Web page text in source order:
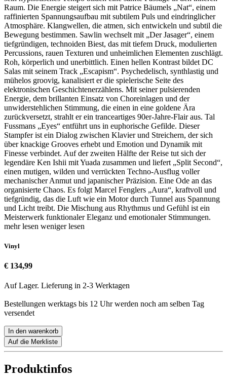
Raum. Die Energie steigert sich mit Patrice Bäumels „Nat“, einem
raffinierten Spannungsaufbau mit subtilem Puls und eindringlicher
Atmosphäre. Klangwellen, die atmen, sich entwickeln und subtil die
Bewegung bestimmen. Sawlin wechselt mit „Der Jasager“, einem
tiefgründigen, technoiden Biest, das mit tiefem Druck, modulierten
Percussions, rauen Texturen und unheimlichen Elementen zuschlägt.
Roh, körperlich und unerbittlich. Einen hellen Kontrast bildet DC
Salas mit seinem Track „Escapism“. Psychedelisch, synthlastig und
mühelos groovig, kanalisiert er die spielerische Seite des
elektronischen Geschichtenerzählens. Mit seiner pulsierenden
Energie, dem brillanten Einsatz von Choreinlagen und der
unwiderstehlichen Stimmung, die einen in eine goldene Ära
zurückversetzt, strahlt er ein tranceartiges 90er-Jahre-Flair aus. Tal
Fussmans „Eyes“ entführt uns in euphorische Gefilde. Dieser
Stampfer ist ein Dialog zwischen Klavier und Streichern, der sich
über knackige Grooves erhebt und Emotion und Dynamik mit
Finesse verbindet. Auf der zweiten Hälfte der Reise tut sich der
legendäre Ken Ishii mit Yuada zusammen und liefert „Split Second“,
einen mutigen, wilden und verrückten Techno-Ausflug voller
mechanischer Anmut und japanischer Präzision. Eine Ode an das
organisierte Chaos. Es folgt Marcel Fenglers „Aura“, kraftvoll und
tiefgründig, das die Luft wie ein Motor durch Tunnel aus Spannung
und Licht treibt. Die Mischung aus Rhythmus und Gefühl ist ein
Meisterwerk funktionaler Eleganz und emotionaler Stimmungen.
mehr lesen weniger lesen
Vinyl
€ 134,99
Auf Lager. Lieferung in 2-3 Werktagen
Bestellungen werktags bis 12 Uhr werden noch am selben Tag
versendet
In den warenkorb
Auf die Merkliste
Produktinfos